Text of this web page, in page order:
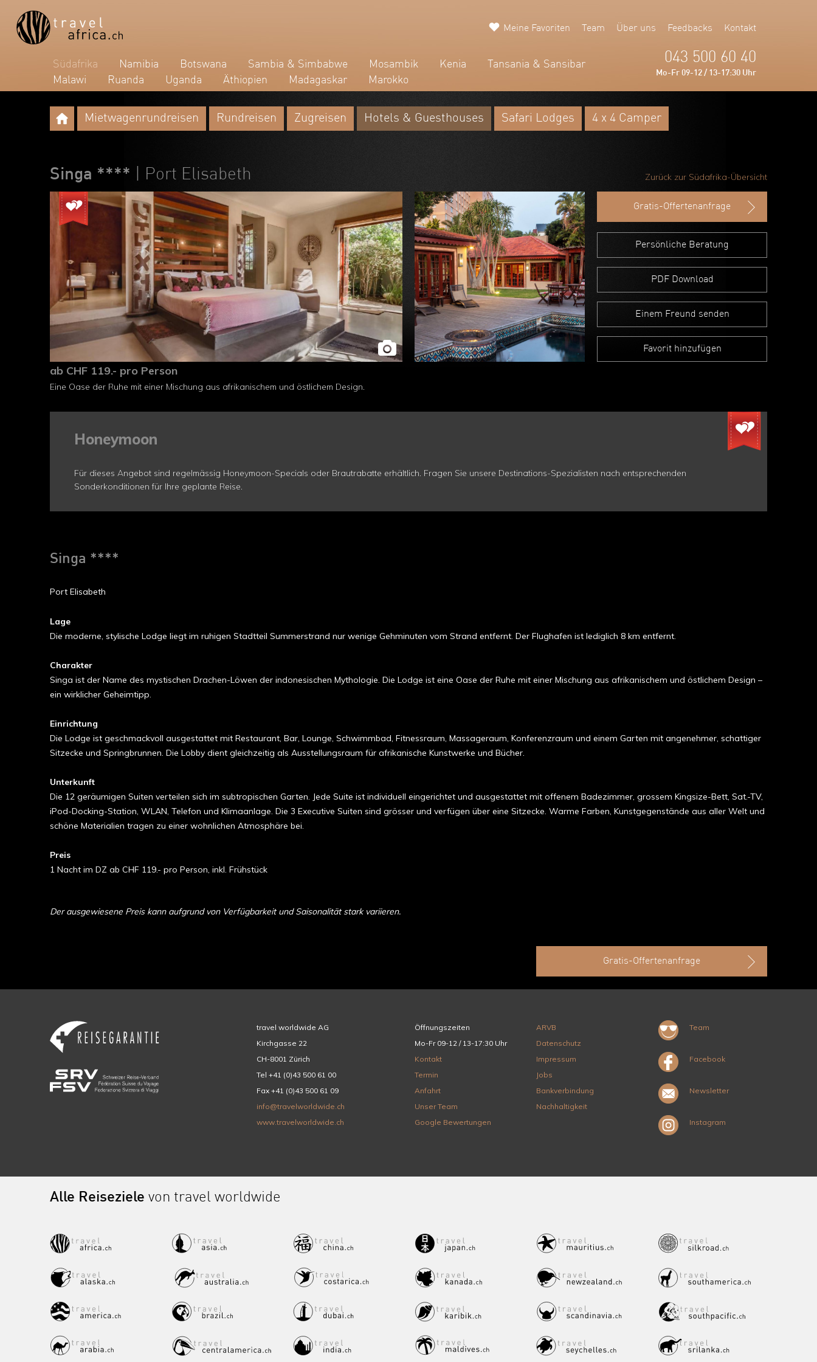
Südafrika Namibia Botswana Sambia & Simbabwe Mosambik Kenia
Tansania & Sansibar
Malawi
Ruanda Uganda Äthiopien Madagaskar Marokko
Meine Favoriten Team Über uns Feedbacks Kontakt
043 500 60 40
Mo-Fr 09-12 / 13-17:30 Uhr
Mietwagenrundreisen Rundreisen Zugreisen Hotels & Guesthouses Safari Lodges 4 x 4 Camper
Zurück zur Südafrika-Übersicht
Singa **** | Port Elisabeth
Gratis-Offertenanfrage
Persönliche Beratung
PDF Download
Einem Freund senden
Favorit hinzufügen
ab CHF 119.- pro Person
Eine Oase der Ruhe mit einer Mischung aus afrikanischem und östlichem Design.
Honeymoon
Für dieses Angebot sind regelmässig Honeymoon-Specials oder Brautrabatte erhältlich. Fragen Sie unsere Destinations-Spezialisten nach entsprechenden
Sonderkonditionen für Ihre geplante Reise.
Singa ****
Port Elisabeth
Lage
Die moderne, stylische Lodge liegt im ruhigen Stadtteil Summerstrand nur wenige Gehminuten vom Strand entfernt. Der Flughafen ist lediglich 8 km entfernt.
Charakter
Singa ist der Name des mystischen Drachen-Löwen der indonesischen Mythologie. Die Lodge ist eine Oase der Ruhe mit einer Mischung aus afrikanischem und östlichem Design –
ein wirklicher Geheimtipp.
Einrichtung
Die Lodge ist geschmackvoll ausgestattet mit Restaurant, Bar, Lounge, Schwimmbad, Fitnessraum, Massageraum, Konferenzraum und einem Garten mit angenehmer, schattiger
Sitzecke und Springbrunnen. Die Lobby dient gleichzeitig als Ausstellungsraum für afrikanische Kunstwerke und Bücher.
Unterkunft
Die 12 geräumigen Suiten verteilen sich im subtropischen Garten. Jede Suite ist individuell eingerichtet und ausgestattet mit offenem Badezimmer, grossem Kingsize-Bett, Sat.-TV,
iPod-Docking-Station, WLAN, Telefon und Klimaanlage. Die 3 Executive Suiten sind grösser und verfügen über eine Sitzecke. Warme Farben, Kunstgegenstände aus aller Welt und
schöne Materialien tragen zu einer wohnlichen Atmosphäre bei.
Preis
1 Nacht im DZ ab CHF 119.- pro Person, inkl. Frühstück
Der ausgewiesene Preis kann aufgrund von Verfügbarkeit und Saisonalität stark variieren.
Gratis-Offertenanfrage
travel worldwide AG
Kirchgasse 22
CH-8001 Zürich
Tel +41 (0)43 500 61 00
Fax +41 (0)43 500 61 09
info@travelworldwide.ch
www.travelworldwide.ch
Öffnungszeiten
Mo-Fr 09-12 / 13-17:30 Uhr
Kontakt
Termin
Anfahrt
Unser Team
Google Bewertungen
ARVB
Datenschutz
Impressum
Jobs
Bankverbindung
Nachhaltigkeit
Team
Facebook
Newsletter
Instagram
Alle Reiseziele von travel worldwide